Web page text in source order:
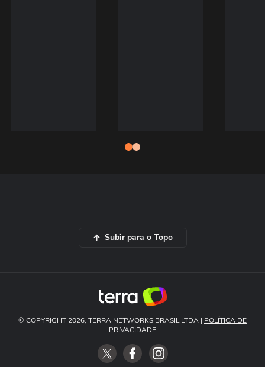
Subir para o Topo
© COPYRIGHT 2026, TERRA NETWORKS BRASIL LTDA | POLÍTICA DE
PRIVACIDADE